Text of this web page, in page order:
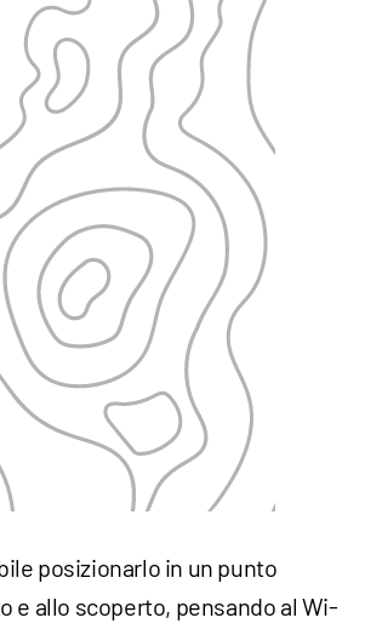
posizionarlo in un punto
e allo scoperto, pensando al Wi-